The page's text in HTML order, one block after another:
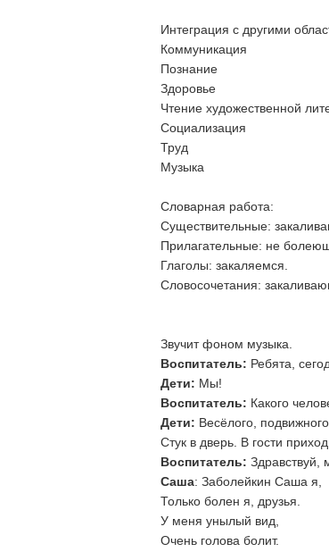
Интеграция с другими
Коммуникация
Познание
Здоровье
Чтение художественной
Социализация
Труд
Музыка
Словарная работа:
Существительные:
Прилагательные: не
Глаголы: закаляемся.
Словосочетания:
Ход
Звучит фоном музыка.
Воспитатель: Ребята,
Дети: Мы!
Воспитатель: Какого
Дети: Весёлого,
Стук в дверь. В гости
Воспитатель: Здравствуй,
Саша: Заболейкин Саша я,
Только болен я, друзья.
У меня унылый вид,
Очень голова болит.